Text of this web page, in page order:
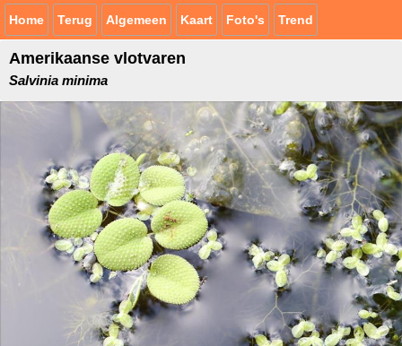
Home Terug Algemeen Kaart Foto's Trend
Amerikaanse vlotvaren
Salvinia minima